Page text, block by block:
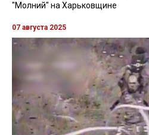
"Молний" на Харьковщине
07 августа 2025